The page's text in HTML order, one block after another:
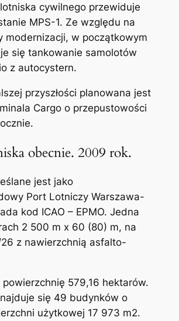
cywilnego przewiduje
MPS-1. Ze względu na
modernizacji, w początkowym
się tankowanie samolotów
z autocystern.
przyszłości planowana jest
Cargo o przepustowości
obecnie. 2009 rok.
jest jako
Port Lotniczy Warszawa-
kod ICAO – EPMO. Jedna
2 500 m x 60 (80) m, na
z nawierzchnią asfalto-
579,16 hektarów.
się 49 budynków o
użytkowej 17 973 m2.